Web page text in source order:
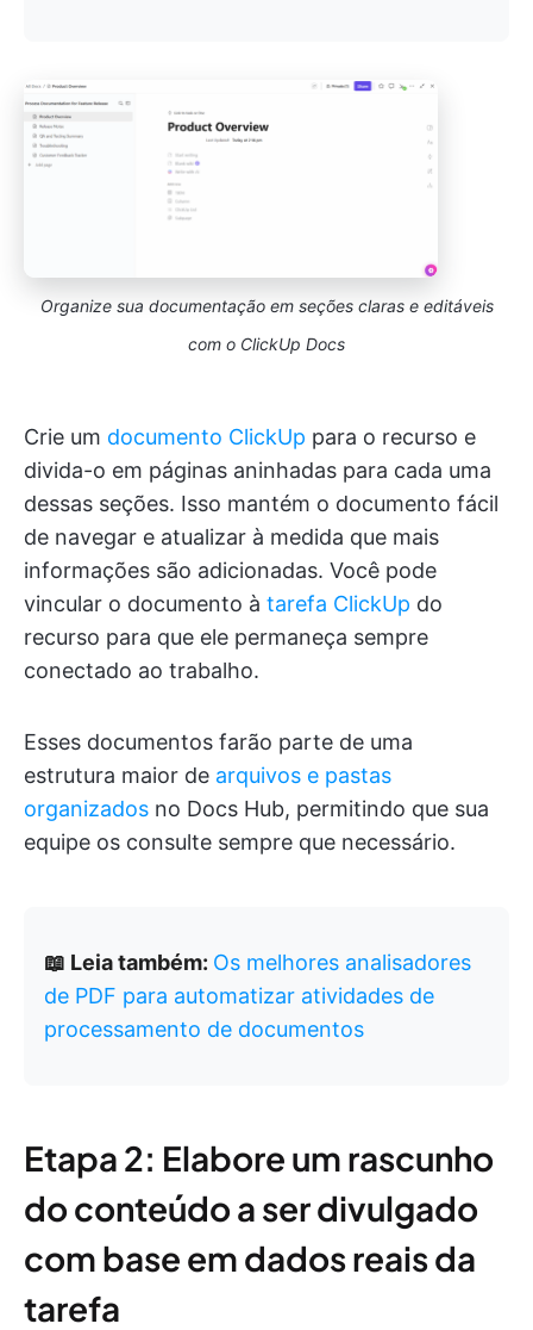
Organize sua documentação em seções claras e editáveis
com o ClickUp Docs
Crie um documento ClickUp para o recurso e
divida-o em páginas aninhadas para cada uma
dessas seções. Isso mantém o documento fácil
de navegar e atualizar à medida que mais
informações são adicionadas. Você pode
vincular o documento à tarefa ClickUp do
recurso para que ele permaneça sempre
conectado ao trabalho.
Esses documentos farão parte de uma
estrutura maior de arquivos e pastas
organizados no Docs Hub, permitindo que sua
equipe os consulte sempre que necessário.
📖 Leia também: Os melhores analisadores
de PDF para automatizar atividades de
processamento de documentos
Etapa 2: Elabore um rascunho
do conteúdo a ser divulgado
com base em dados reais da
tarefa